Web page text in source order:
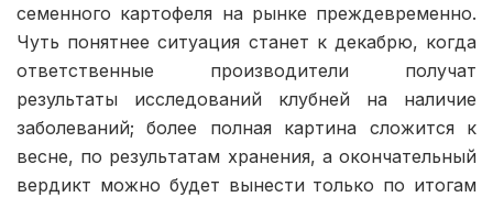
семенного картофеля на рынке преждевременно.
Чуть понятнее ситуация станет к декабрю, когда
ответственные производители получат
результаты исследований клубней на наличие
заболеваний; более полная картина сложится к
весне, по результатам хранения, а окончательный
вердикт можно будет вынести только по итогам